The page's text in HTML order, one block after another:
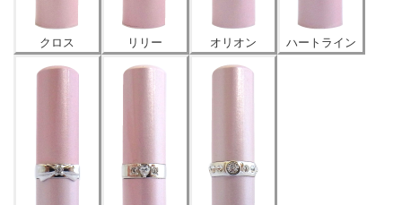
クロス リリー オリオン ハートライン